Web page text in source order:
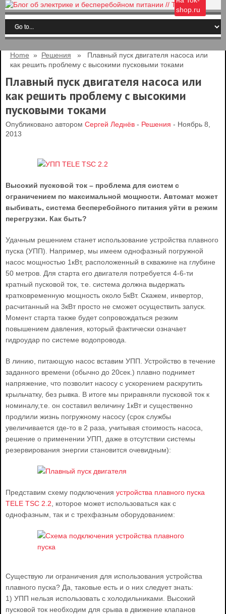
shop.ru
Home » Решения » Плавный пуск двигателя насоса или
как решить проблему c высокими пусковыми токами
Плавный пуск двигателя насоса или
как решить проблему c высокими
пусковыми токами
Опубликовано авторомСергей Леднёв - Решения - Ноябрь 8,
2013
Высокий пусковой ток – проблема для систем с
ограничением по максимальной мощности. Автомат может
выбивать, система бесперебойного питания уйти в режим
перегрузки. Как быть?
Удачным решением станет использование устройства плавного
пуска (УПП). Например, мы имеем однофазный погружной
насос мощностью 1кВт, расположенный в скважине на глубине
50 метров. Для старта его двигателя потребуется 4-6-ти
кратный пусковой ток, т.е. система должна выдержать
кратковременную мощность около 5кВт. Скажем, инвертор,
расчитанный на 3кВт просто не сможет осуществить запуск.
Момент старта также будет сопровождаться резким
повышением давления, который фактически означает
гидроудар по системе водопровода.
В линию, питающую насос вставим УПП. Устройство в течение
заданного времени (обычно до 20сек.) плавно поднимет
напряжение, что позволит насосу с ускорением раскрутить
крыльчатку, без рывка. В итоге мы приравняли пусковой ток к
номиналу,т.е. он составил величину 1кВт и существенно
продлили жизнь погружному насосу (срок службы
увеличивается где-то в 2 раза, учитывая стоимость насоса,
решение о применении УПП, даже в отсутствии системы
резервирования энергии становится очевидным):
Представим схему подключенияустройства плавного пуска
TELE TSC 2.2 , которое может использоваться как с
однофазным, так и с трехфазным оборудованием:
Существую ли ограничения для использования устройства
плавного пуска? Да, таковые есть и о них следует знать:
1) УПП нельзя использовать с холодильниками. Высокий
пусковой ток необходим для срыва в движение клапанов